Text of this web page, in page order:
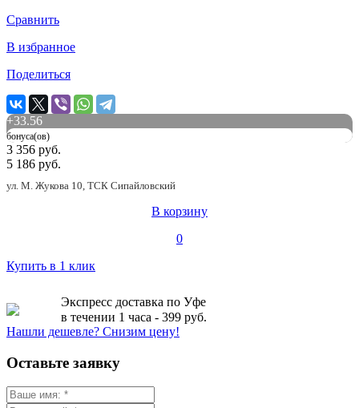
Сравнить
В избранное
Поделиться
+33.56
бонуса(ов)
3 356 руб.
5 186 руб.
ул. М. Жукова 10, ТСК Сипайловский
В корзину
0
Купить в 1 клик
Экспресс доставка по Уфе
в течении 1 часа - 399 руб.
Нашли дешевле? Снизим цену!
Оставьте заявку